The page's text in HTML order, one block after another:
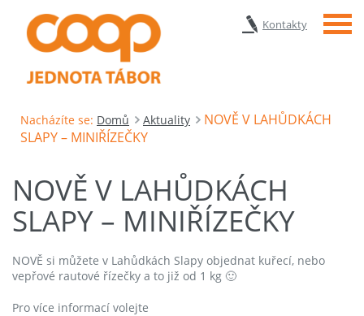
Kontakty Menu
Nacházíte se: Domů Aktuality
NOVĚ V LAHŮDKÁCH
SLAPY – MINIŘÍZEČKY
NOVĚ V LAHŮDKÁCH
SLAPY – MINIŘÍZEČKY
NOVĚ si můžete v Lahůdkách Slapy objednat kuřecí, nebo
vepřové rautové řízečky a to již od 1 kg 🙂
Pro více informací volejte